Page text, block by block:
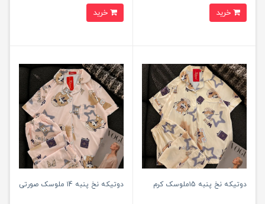
دوتیکه نخ پنبه ۱5ملوسک کرم دوتیکه نخ پنبه ۱4 ملوسک صورتی